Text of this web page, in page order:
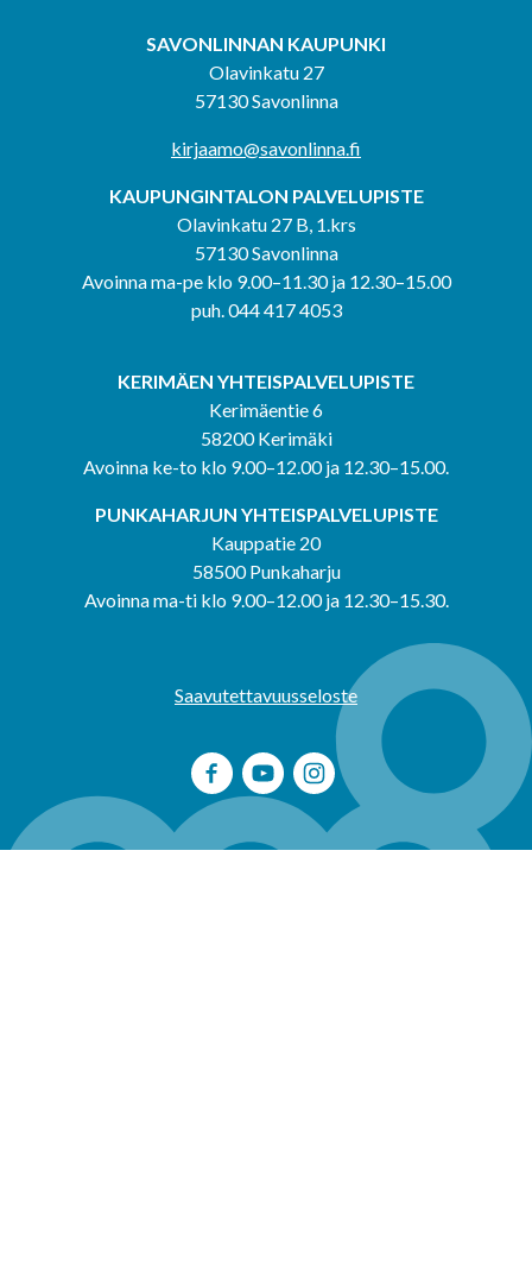
SAVONLINNAN KAUPUNKI
Olavinkatu 27
57130 Savonlinna
kirjaamo@savonlinna.fi
KAUPUNGINTALON PALVELUPISTE
Olavinkatu 27 B, 1.krs
57130 Savonlinna
Avoinna ma-pe klo 9.00–11.30 ja 12.30–15.00
puh. 044 417 4053
KERIMÄEN YHTEISPALVELUPISTE
Kerimäentie 6
58200 Kerimäki
Avoinna ke-to klo 9.00–12.00 ja 12.30–15.00.
PUNKAHARJUN YHTEISPALVELUPISTE
Kauppatie 20
58500 Punkaharju
Avoinna ma-ti klo 9.00–12.00 ja 12.30–15.30.
Saavutettavuusseloste